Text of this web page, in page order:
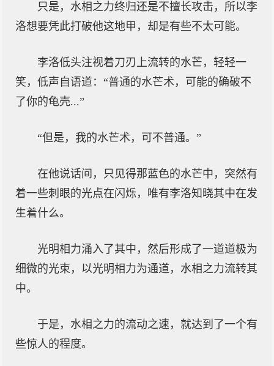
只是，水相之力终归还是不擅长攻击，所以李
洛想要凭此打破他这地甲，却是有些不太可能。
李洛低头注视着刀刃上流转的水芒，轻轻一
笑，低声自语道：“普通的水芒术，可能的确破不
了你的龟壳...”
“但是，我的水芒术，可不普通。”
在他说话间，只见得那蓝色的水芒中，突然有
着一些刺眼的光点在闪烁，唯有李洛知晓其中在发
生着什么。
光明相力涌入了其中，然后形成了一道道极为
细微的光束，以光明相力为通道，水相之力流转其
中。
于是，水相之力的流动之速，就达到了一个有
些惊人的程度。